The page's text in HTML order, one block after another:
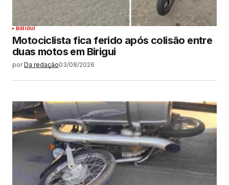
BIRIGUI
Motociclista fica ferido após colisão entre
duas motos em Birigui
por Da redação03/08/2026